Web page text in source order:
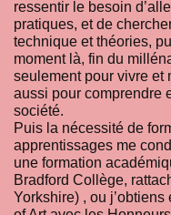
ressentir le besoin
pratiques, et de
technique et théories,
moment là, fin du
seulement pour vivre et
aussi pour comprendre
société.
Puis la nécessité de
apprentissages me
une formation
Bradford Collège,
Yorkshire) , ou